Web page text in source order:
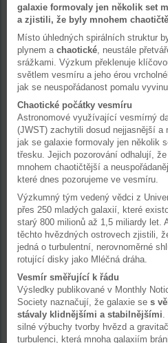
galaxie formovaly jen několik set
a zjistili, že byly mnohem
Místo úhledných spirálních struktur
plynem a chaotické , neustále
srážkami. Výzkum překlenuje
světlem vesmíru a jeho érou
jak se neuspořádanost pomalu
Chaotické počátky vesmíru
Astronomové využívající vesmírný
(JWST) zachytili dosud nejjasnější a
jak se galaxie formovaly jen několik
třesku. Jejich pozorování odhalují,
mnohem chaotičtější a
které dnes pozorujeme ve vesmíru.
Výzkumný tým vedený vědci z
přes 250 mladých galaxií, které
starý 800 milionů až 1,5 miliardy let.
těchto hvězdných ostrovech zjistili,
jedná o turbulentní, nerovnoměrné
rotující disky jako Mléčná dráha.
Vesmír směřující k řádu
Výsledky publikované v Monthly
Society naznačují, že galaxie se s
stávaly klidnějšími a stabilnějšími
silné výbuchy tvorby hvězd a
turbulenci, která mnoha galaxiím